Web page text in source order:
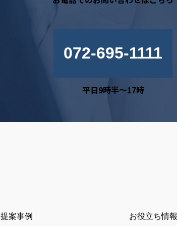
072-695-1111
平日9時半～17時
提案事例 お役立ち情報